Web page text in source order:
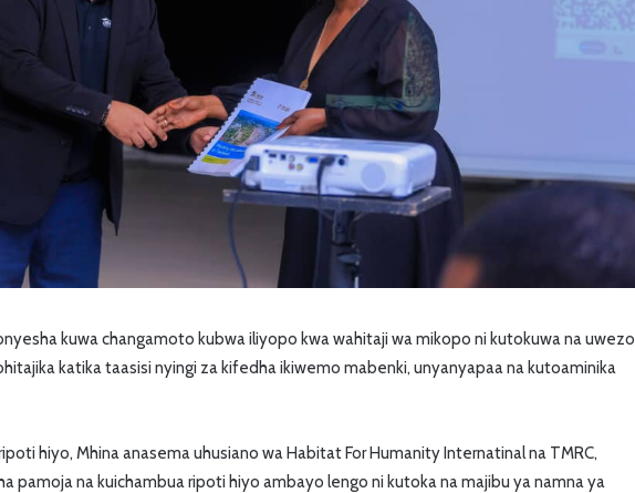
kuwa changamoto kubwa iliyopo kwa wahitaji wa mikopo ni kutokuwa na uwezo
katika taasisi nyingi za kifedha ikiwemo mabenki, unyanyapaa na kutoaminika
hiyo, Mhina anasema uhusiano wa Habitat For Humanity Internatinal na TMRC,
pamoja na kuichambua ripoti hiyo ambayo lengo ni kutoka na majibu ya namna ya